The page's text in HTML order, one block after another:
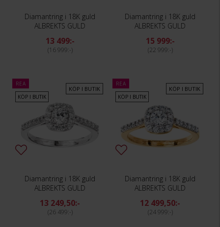
Diamantring i 18K guld
ALBREKTS GULD
13 499:-
16 999:-
Diamantring i 18K guld
ALBREKTS GULD
15 999:-
22 999:-
REA
KÖP I BUTIK
KÖP I BUTIK
Diamantring i 18K guld
ALBREKTS GULD
13 249,50:-
26 499:-
REA
KÖP I BUTIK
KÖP I BUTIK
Diamantring i 18K guld
ALBREKTS GULD
12 499,50:-
24 999:-